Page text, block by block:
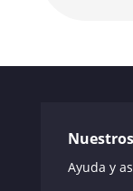
Ayuda y